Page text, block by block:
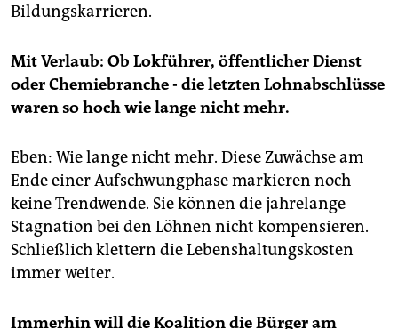
Bildungskarrieren.
Mit Verlaub: Ob Lokführer, öffentlicher Dienst
oder Chemiebranche - die letzten Lohnabschlüsse
waren so hoch wie lange nicht mehr.
Eben: Wie lange nicht mehr. Diese Zuwächse am
Ende einer Aufschwungphase markieren noch
keine Trendwende. Sie können die jahrelange
Stagnation bei den Löhnen nicht kompensieren.
Schließlich klettern die Lebenshaltungskosten
immer weiter.
Immerhin will die Koalition die Bürger am